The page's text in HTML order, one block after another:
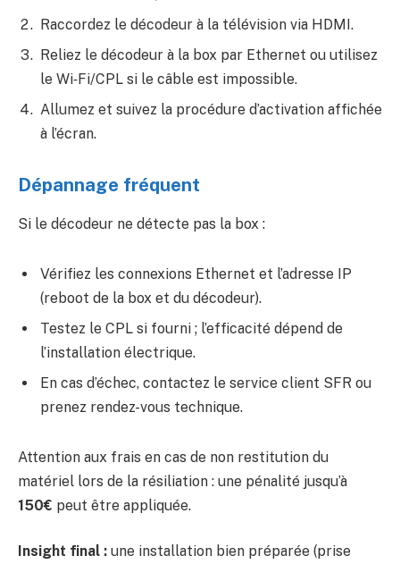
Raccordez le décodeur à la télévision via HDMI.
Reliez le décodeur à la box par Ethernet ou utilisez
le Wi‑Fi/CPL si le câble est impossible.
Allumez et suivez la procédure d’activation affichée
à l’écran.
Dépannage fréquent
Si le décodeur ne détecte pas la box :
Vérifiez les connexions Ethernet et l’adresse IP
(reboot de la box et du décodeur).
Testez le CPL si fourni ; l’efficacité dépend de
l’installation électrique.
En cas d’échec, contactez le service client SFR ou
prenez rendez-vous technique.
Attention aux frais en cas de non restitution du
matériel lors de la résiliation : une pénalité jusqu’à
150€ peut être appliquée.
Insight final : une installation bien préparée (prise